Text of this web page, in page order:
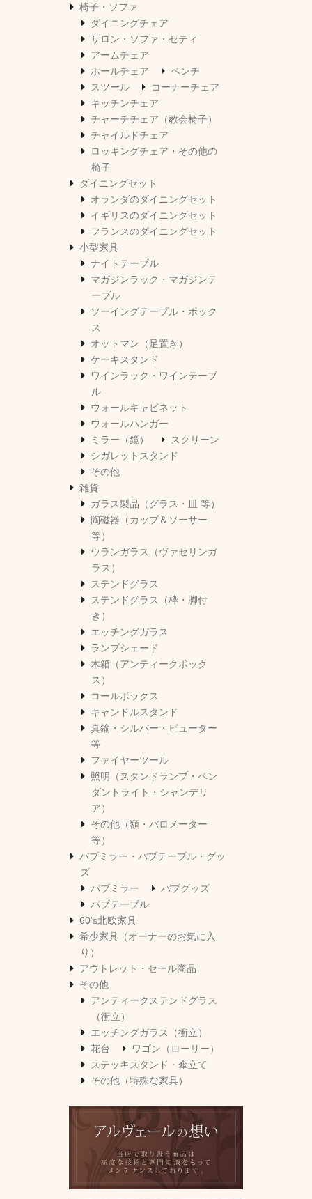
椅子・ソファ
ダイニングチェア
サロン・ソファ・セティ
アームチェア
ホールチェア
ベンチ
スツール
コーナーチェア
キッチンチェア
チャーチチェア（教会椅子）
チャイルドチェア
ロッキングチェア・その他の
椅子
ダイニングセット
オランダのダイニングセット
イギリスのダイニングセット
フランスのダイニングセット
小型家具
ナイトテーブル
マガジンラック・マガジンテ
ーブル
ソーイングテーブル・ボック
ス
オットマン（足置き）
ケーキスタンド
ワインラック・ワインテーブ
ル
ウォールキャビネット
ウォールハンガー
ミラー（鏡）
スクリーン
シガレットスタンド
その他
雑貨
ガラス製品（グラス・皿 等）
陶磁器（カップ＆ソーサー
等）
ウランガラス（ヴァセリンガ
ラス）
ステンドグラス
ステンドグラス（枠・脚付
き）
エッチングガラス
ランプシェード
木箱（アンティークボック
ス）
コールボックス
キャンドルスタンド
真鍮・シルバー・ピューター
等
ファイヤーツール
照明（スタンドランプ・ペン
ダントライト・シャンデリ
ア）
その他（額・バロメーター
等）
パブミラー・パブテーブル・グッ
ズ
パブミラー
パブグッズ
パブテーブル
60's北欧家具
希少家具（オーナーのお気に入
り）
アウトレット・セール商品
その他
アンティークステンドグラス
（衝立）
エッチングガラス（衝立）
花台
ワゴン（ローリー）
ステッキスタンド・傘立て
その他（特殊な家具）